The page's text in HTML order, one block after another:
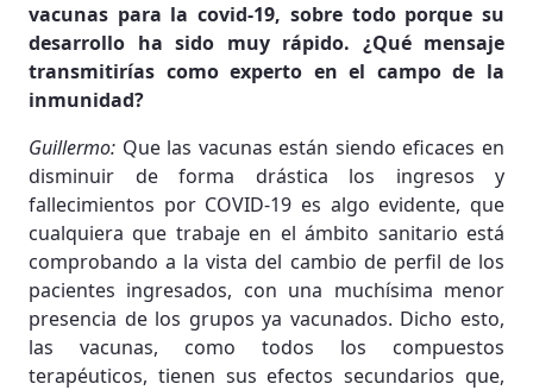
vacunas para la covid-19, sobre todo porque su
desarrollo ha sido muy rápido. ¿Qué mensaje
transmitirías como experto en el campo de la
inmunidad?
Guillermo: Que las vacunas están siendo eficaces en
disminuir de forma drástica los ingresos y
fallecimientos por COVID-19 es algo evidente, que
cualquiera que trabaje en el ámbito sanitario está
comprobando a la vista del cambio de perfil de los
pacientes ingresados, con una muchísima menor
presencia de los grupos ya vacunados. Dicho esto,
las vacunas, como todos los compuestos
terapéuticos, tienen sus efectos secundarios que,